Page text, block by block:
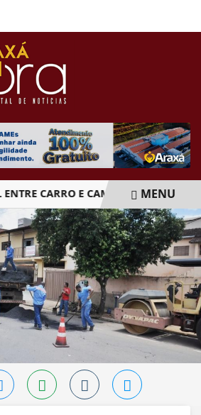
CARRO E CAMINHÃO NA BR-262
MENU